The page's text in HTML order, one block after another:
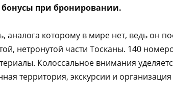
при бронировании.
аналога которому в мире нет, ведь он
нетронутой части Тосканы. 140
Колоссальное внимания
территория, экскурсии и